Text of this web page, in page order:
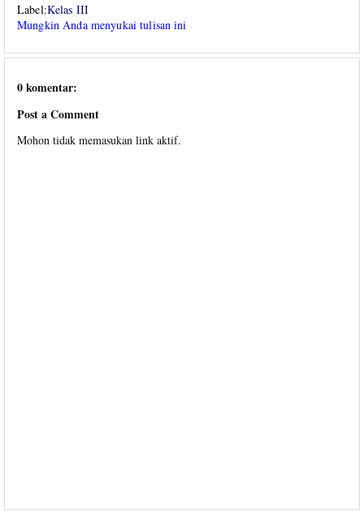
Label:Kelas III
Mungkin Anda menyukai tulisan ini
0 komentar:
Post a Comment
Mohon tidak memasukan link aktif.